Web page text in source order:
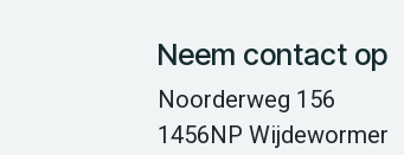
Neem contact op
Noorderweg 156
1456NP Wijdewormer